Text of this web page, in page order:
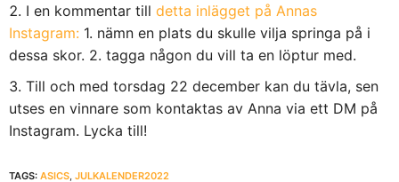
I en kommentar till detta inlägget på Annas
Instagram: 1. nämn en plats du skulle vilja springa på i
dessa skor. 2. tagga någon du vill ta en löptur med.
Till och med torsdag 22 december kan du tävla, sen
utses en vinnare som kontaktas av Anna via ett DM på
Instagram. Lycka till!
TAGS: ASICS, JULKALENDER2022